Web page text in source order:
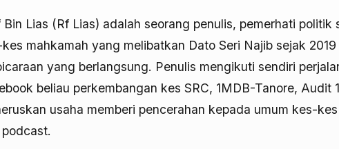
Bin Lias (Rf Lias) adalah seorang penulis, pemerhati
mahkamah yang melibatkan Dato Seri Najib sejak
yang berlangsung. Penulis mengikuti sendiri
beliau perkembangan kes SRC, 1MDB-Tanore,
usaha memberi pencerahan kepada umum kes-